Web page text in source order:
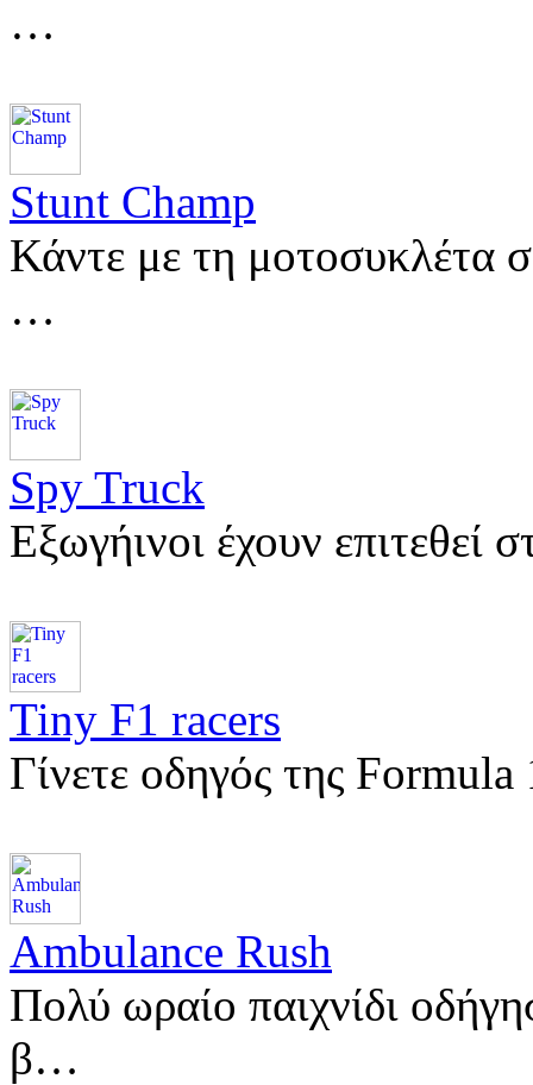
…
Stunt Champ
Κάντε με τη μοτοσυκλέτα
…
Spy Truck
Εξωγήινοι έχουν
Tiny F1 racers
Γίνετε οδηγός της
Ambulance Rush
Πολύ ωραίο παιχνίδι
β…